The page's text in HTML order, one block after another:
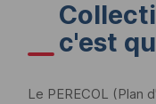
c'est
Le PERECOL (Plan